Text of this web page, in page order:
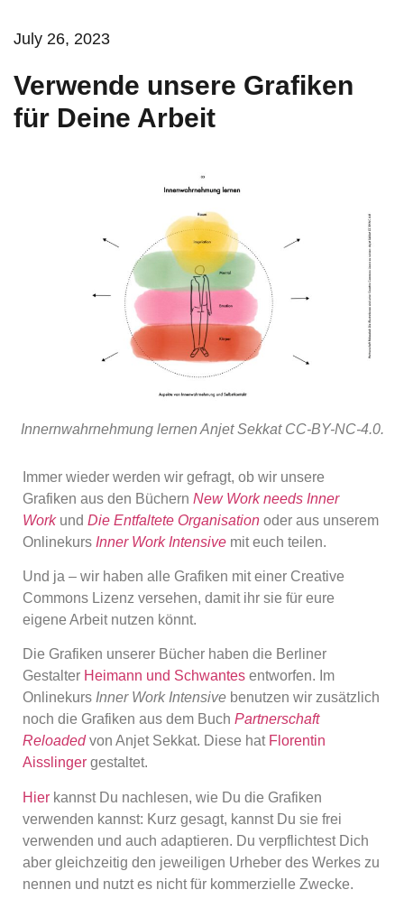
July 26, 2023
Verwende unsere Grafiken
für Deine Arbeit
Innernwahrnehmung lernen Anjet Sekkat CC-BY-NC-4.0.
Immer wieder werden wir gefragt, ob wir unsere
Grafiken aus den Büchern New Work needs Inner
Workund Die Entfaltete Organisation oder aus unserem
Onlinekurs Inner Work Intensive mit euch teilen.
Und ja – wir haben alle Grafiken mit einer Creative
Commons Lizenz versehen, damit ihr sie für eure
eigene Arbeit nutzen könnt.
Die Grafiken unserer Bücher haben die Berliner
Gestalter Heimann und Schwantes entworfen. Im
Onlinekurs Inner Work Intensive benutzen wir zusätzlich
noch die Grafiken aus dem Buch Partnerschaft
Reloadedvon Anjet Sekkat. Diese hat Florentin
Aisslinger gestaltet.
Hier kannst Du nachlesen, wie Du die Grafiken
verwenden kannst: Kurz gesagt, kannst Du sie frei
verwenden und auch adaptieren. Du verpflichtest Dich
aber gleichzeitig den jeweiligen Urheber des Werkes zu
nennen und nutzt es nicht für kommerzielle Zwecke.